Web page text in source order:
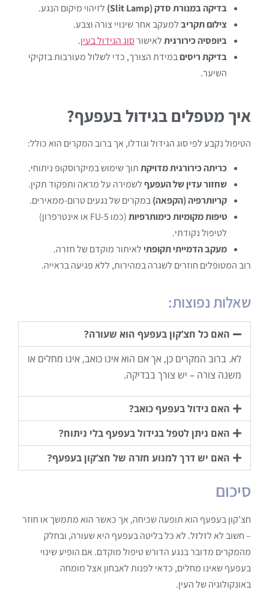
בדיקה במנורת סדק (Slit Lamp)
לזיהוי מיקום הנגע.
צילום תקריבלמעקב אחר שינויי צורה וצבע.
ביופסיה כירורגיתלאישורסוג הגידול בעין.
בדיקת ריסיםבמידת הצורך, כדי לשלול מעורבות בזקיקי
השיער.
איך מטפלים בגידול בעפעף?
הטיפול נקבע לפי סוג הגידול וגודלו, אך ברוב המקרים הוא כולל:
כריתה כירורגית מדויקתתוך שימוש במיקרוסקופ ניתוחי.
שחזור עדין של העפעףלשמירה על מראה ותפקוד תקין.
קריותרפיה (הקפאה)במקרים של נגעים טרום-ממאירים.
טיפות מקומיות כימותרפיות
(כמו 5-FU או אינטרפרון)
לטיפול נקודתי.
מעקב הדמייתי תקופתילאיתור מוקדם של חזרה.
רוב המטופלים חוזרים לשגרה במהירות, ללא פגיעה בראייה.
שאלות נפוצות:
האם כל חצ’קון בעפעף הוא שעורה?
לא. ברוב המקרים כן, אך אם הוא אינו כואב, אינו מחלים או
משנה צורה – יש צורך בבדיקה.
האם גידול בעפעף כואב?
האם ניתן לטפל בגידול בעפעף בלי ניתוח?
האם יש דרך למנוע חזרה של חצ’קון בעפעף?
סיכום
חצ’קון בעפעף הוא תופעה שכיחה, אך כאשר הוא מתמשך או חוזר
– חשוב לא לזלזל. לא כל בליטה בעפעף היא שעורה, ובחלק
מהמקרים מדובר בנגע הדורש טיפול מוקדם. אם הופיע שינוי
בעפעף שאינו מחלים, כדאי לפנות לאבחון אצל מומחה
באונקולוגיה של העין.